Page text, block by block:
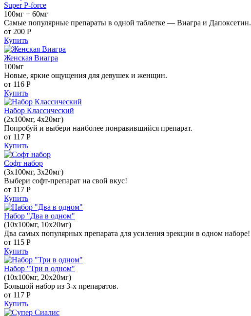
Super P-force
100мг + 60мг
Самые популярные препараты в одной таблетке — Виагра и Дапоксетин.
от 200 Р
Купить
Женская Виагра
100мг
Новые, яркие ощущения для девушек и женщин.
от 116 Р
Купить
Набор Классический
(2x100мг, 4x20мг)
Попробуй и выбери наиболее понравившийся препарат.
от 117 Р
Купить
Софт набор
(3x100мг, 3x20мг)
Выбери софт-препарат на свой вкус!
от 117 Р
Купить
Набор "Два в одном"
(10x100мг, 10x20мг)
Два самых популярных препарата для усиления эрекции в одном наборе!
от 115 Р
Купить
Набор "Три в одном"
(10x100мг, 20x20мг)
Большой набор из 3-х препаратов.
от 117 Р
Купить